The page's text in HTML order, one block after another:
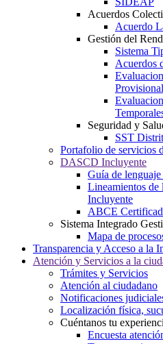
Acuerdos
Acuerdo
Gestión del
Sistema
Acuerdos
Seguridad y
SST
Portafolio de servicios
DASCD Incluyente
Guía de
Lineamientos de
Incluyente
ABCE
Sistema Integrado
Mapa de
Transparencia y Acceso a la
Atención y Servicios a la
Trámites y Servicios
Atención al ciudadano
Notificaciones
Localización física,
Cuéntanos tu
Encuesta